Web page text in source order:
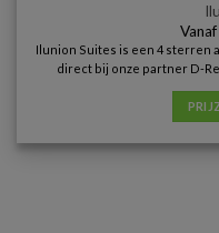
Ilunion Suites is een 4 sterren
direct bij onze partner D-